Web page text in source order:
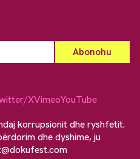
XVimeoYouTube
korrupsionit dhe ryshfetit.
dhe dyshime, ju